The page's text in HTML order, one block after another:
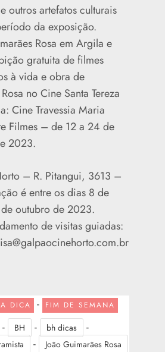
outros artefatos culturais
da exposição.
Rosa em Argila e
gratuita de filmes
à vida e obra de
no Cine Santa Tereza
Cine Travessia Maria
Filmes – de 12 a 24 de
2023.
– R. Pitangui, 3613 –
é entre os dias 8 de
outubro de 2023.
de visitas guiadas:
DICA - FIM DE SEMANA
- BH - bh dicas -
- João Guimarães Rosa